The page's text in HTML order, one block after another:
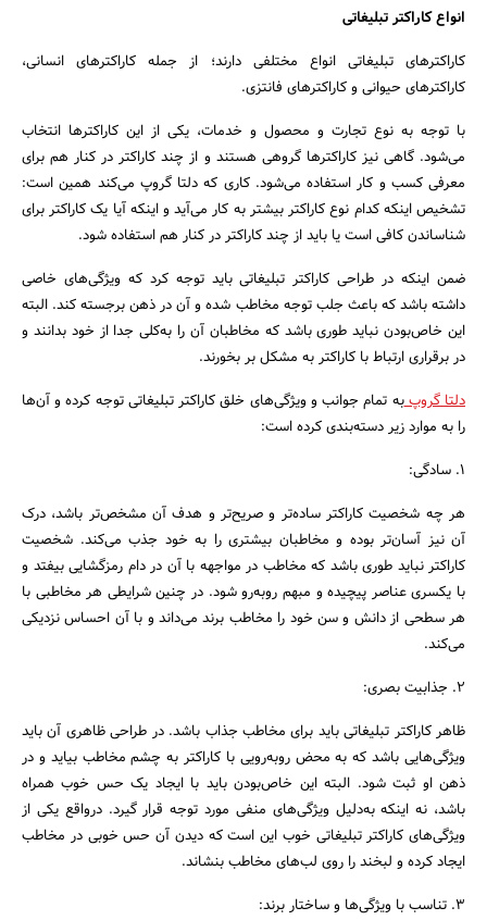
جستجو
انواع کاراکتر تبلیغاتی
کاراکترهای تبلیغاتی انواع مختلفی دارند؛ از جمله کاراکترهای انسانی،
کاراکترهای حیوانی و کاراکترهای فانتزی.
با توجه به نوع تجارت و محصول و خدمات، یکی از این کاراکترها انتخاب
می‌شود. گاهی نیز کاراکترها گروهی هستند و از چند کاراکتر در کنار هم برای
معرفی کسب و کار استفاده می‌شود. کاری که دلتا گروپ می‌کند همین است:
تشخیص اینکه کدام نوع کاراکتر بیشتر به کار می‌آید و اینکه آیا یک کاراکتر برای
شناساندن کافی است یا باید از چند کاراکتر در کنار هم استفاده شود.
ضمن اینکه در طراحی کاراکتر تبلیغاتی باید توجه کرد که ویژگی‌های خاصی
داشته باشد که باعث جلب توجه مخاطب شده و آن در ذهن برجسته کند. البته
این خاص‌بودن نباید طوری باشد که مخاطبان آن را به‌کلی جدا از خود بدانند و
در برقراری ارتباط با کاراکتر به مشکل بر بخورند.
دلتا گروپبه تمام جوانب و ویژگی‌های خلق کاراکتر تبلیغاتی توجه کرده‌ و آن‌ها
را به موارد زیر دسته‌بندی کرده است:
۱. سادگی:
هر چه شخصیت کاراکتر ساده‌تر و صریح‌تر و هدف آن مشخص‌تر باشد، درک
آن نیز آسان‌تر بوده و مخاطبان بیشتری را به خود جذب می‌کند. شخصیت
کاراکتر نباید طوری باشد که مخاطب در مواجهه با آن در دام رمزگشایی بیفتد و
با یکسری عناصر پیچیده و مبهم رو‌به‌رو شود. در چنین شرایطی هر مخاطبی با
هر سطحی از دانش و سن خود را مخاطب برند می‌داند و با آن احساس نزدیکی
می‌کند.
۲. جذابیت بصری:
ظاهر کاراکتر تبلیغاتی باید برای مخاطب جذاب باشد. در طراحی ظاهری آن باید
ویژگی‌هایی باشد که به محض روبه‌رویی با کاراکتر به چشم مخاطب بیاید و در
ذهن او ثبت شود. البته این خاص‌بودن باید با ایجاد یک حس خوب همراه
باشد، نه اینکه به‌دلیل ویژگی‌های منفی مورد توجه قرار گیرد. درواقع یکی از
ویژگی‌های کاراکتر تبلیغاتی خوب این است که دیدن آن حس خوبی در مخاطب
ایجاد کرده و لبخند را روی لب‌های مخاطب بنشاند.
۳. تناسب با ویژگی‌ها و ساختار برند: